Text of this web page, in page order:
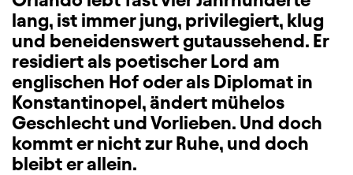
lang, ist immer jung, privilegiert, klug
und beneidenswert gutaussehend. Er
residiert als poetischer Lord am
englischen Hof oder als Diplomat in
Konstantinopel, ändert mühelos
Geschlecht und Vorlieben. Und doch
kommt er nicht zur Ruhe, und doch
bleibt er allein.